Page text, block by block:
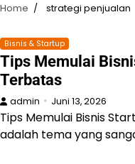
Home strategi penjualan
Bisnis & Startup
Tips Memulai
Terbatas
admin Juni 13, 2026
Tips Memulai Bisnis
adalah tema yang